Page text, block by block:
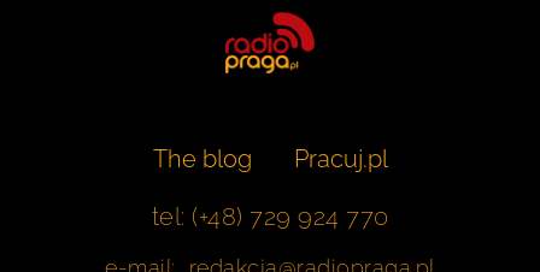
The blog
Pracuj.pl
tel: (+48) 729 924 770